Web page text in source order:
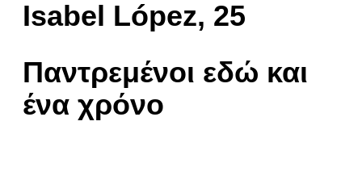
Isabel López, 25
Παντρεμένοι εδώ και
ένα χρόνο